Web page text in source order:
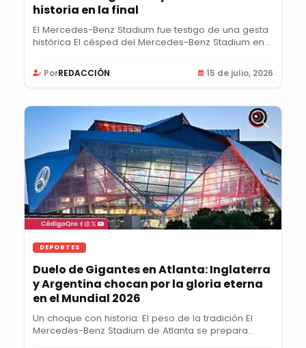
historia en la final
El Mercedes-Benz Stadium fue testigo de una gesta
histórica El césped del Mercedes-Benz Stadium en...
PorREDACCIÓN 15 de julio, 2026
DEPORTES
Duelo de Gigantes en Atlanta: Inglaterra
y Argentina chocan por la gloria eterna
en el Mundial 2026
Un choque con historia: El peso de la tradición El
Mercedes-Benz Stadium de Atlanta se prepara...